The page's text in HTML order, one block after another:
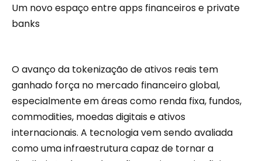
Um novo espaço entre apps financeiros e private
banks
O avanço da tokenização de ativos reais tem
ganhado força no mercado financeiro global,
especialmente em áreas como renda fixa, fundos,
commodities, moedas digitais e ativos
internacionais. A tecnologia vem sendo avaliada
como uma infraestrutura capaz de tornar a